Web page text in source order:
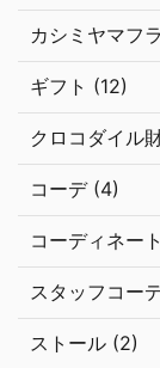
カシミヤマフ
ギフト (12)
クロコダイル
コーデ (4)
コーディネー
スタッフコー
ストール (2)